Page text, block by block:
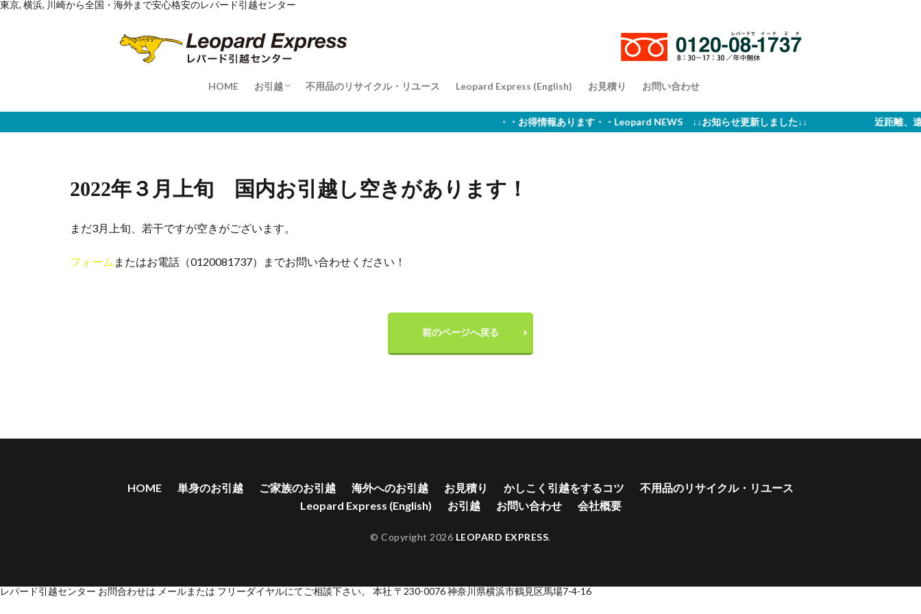
東京, 横浜, 川崎から全国・海外まで安心格安のレパード引越センター
HOME お引越
単身のお引越
ご家族のお引越
海外へのお引越
かしこく引越をするコツ
不用品のリサイクル・リユース Leopard Express (English) お見積り お問い合わせ
・・お得情報あります・・Leopard NEWS ↓↓お知らせ更新しました↓↓ 近距離、遠距離へ
2022年３月上旬 国内お引越し空きがあります！
まだ3月上旬、若干ですが空きがございます。
フォーム またはお電話（0120081737）までお問い合わせください！
前のページへ戻る
HOME 単身のお引越 ご家族のお引越 海外へのお引越 お見積り かしこく引越をするコツ
不用品のリサイクル・リユース
Leopard Express (English)
お引越 お問い合わせ 会社概要
© Copyright 2026 LEOPARD EXPRESS.
レパード引越センター お問合わせは メールまたは フリーダイヤルにてご相談下さい。 本社 〒230-0076 神奈川県横浜市鶴見区馬場7-4-16
単身のお引越
ご家族のお引越
海外へのお引越
かしこく引越をするコツ